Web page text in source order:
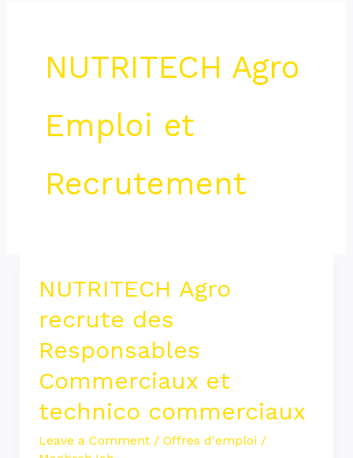
NUTRITECH Agro
Emploi et
Recrutement
NUTRITECH Agro
recrute des
Responsables
Commerciaux et
technico commerciaux
Leave a Comment / Offres d'emploi /
NUTRITECH
recrute
des
Responsables
et
technico